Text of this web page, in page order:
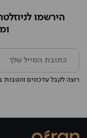
הירשמו
רוצה לקבל עדכונים והטבות